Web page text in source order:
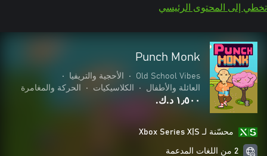
تخطي إلى المحتوى الرئيسي
Punch Monk
Old School Vibes
• الأحجية والتريفيا
•
العائلة والأطفال
• الكلاسيكيات • الحركة والمغامرة
١٫٥٠٠ د.ك.‏
محسّنة لـ Xbox Series X|S
2 من اللغات المدعمة